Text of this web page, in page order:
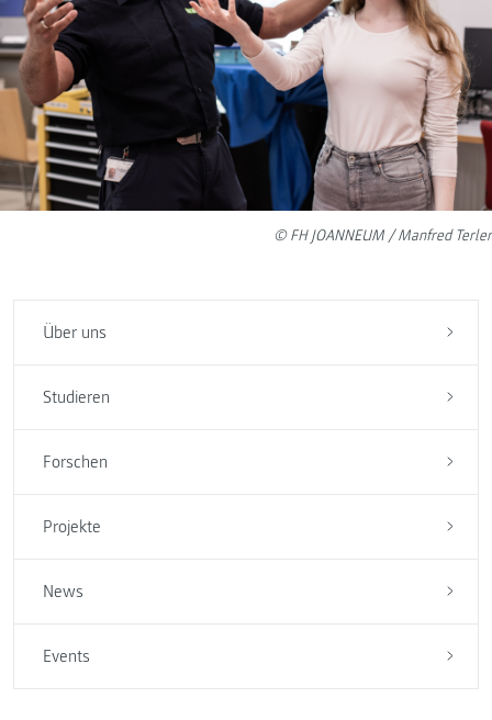
© FH JOANNEUM / Manfred Terler
Über uns
Studieren
Forschen
Projekte
News
Events